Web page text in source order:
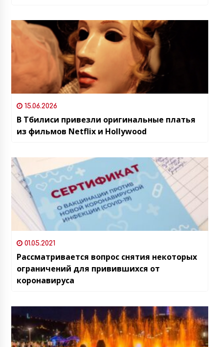
15.06.2026
В Тбилиси привезли оригинальные платья
из фильмов Netflix и Hollywood
01.05.2021
Рассматривается вопрос снятия некоторых
ограничений для привившихся от
коронавируса